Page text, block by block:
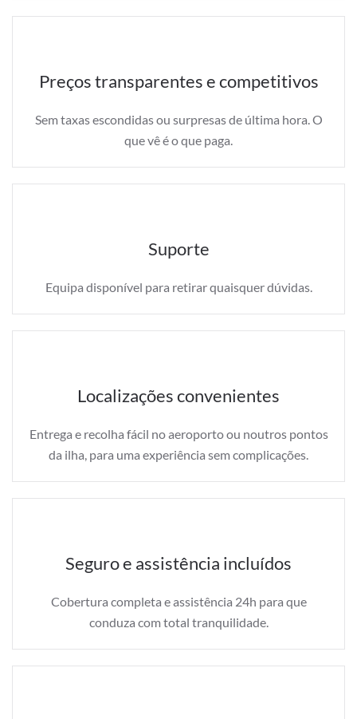
Preços transparentes e competitivos
Sem taxas escondidas ou surpresas de última hora. O
que vê é o que paga.
Suporte
Equipa disponível para retirar quaisquer dúvidas.
Localizações convenientes
Entrega e recolha fácil no aeroporto ou noutros pontos
da ilha, para uma experiência sem complicações.
Seguro e assistência incluídos
Cobertura completa e assistência 24h para que
conduza com total tranquilidade.